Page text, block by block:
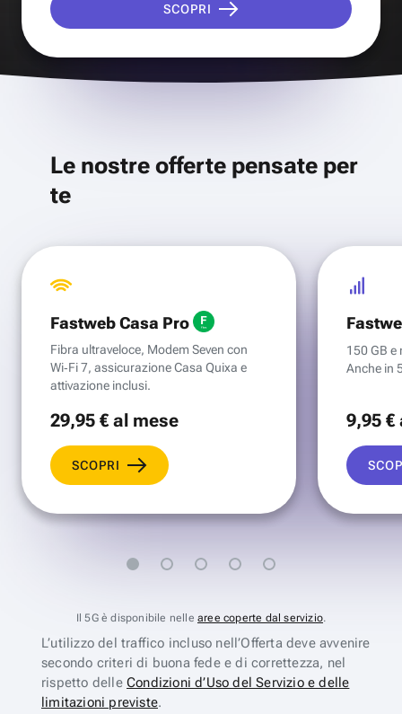
SCOPRI
Le nostre offerte pensate per
te
Fastweb Casa Pro
Fibra ultraveloce, Modem Seven con
Wi‑Fi 7, assicurazione Casa Quixa e
attivazione inclusi.
29,95 €al mese
SCOPRI
150 GB e
Anche in
9,95 €
Il 5G è disponibile nelle aree coperte dal servizio.
L’utilizzo del traffico incluso nell’Offerta deve avvenire
secondo criteri di buona fede e di correttezza, nel
rispetto delle Condizioni d’Uso del Servizio e delle
limitazioni previste.